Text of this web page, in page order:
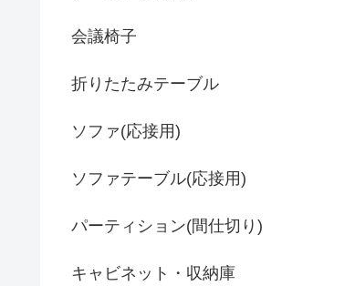
会議椅子
折りたたみテーブル
ソファ(応接用)
ソファテーブル(応接用)
パーティション(間仕切り)
キャビネット・収納庫